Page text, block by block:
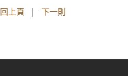
回上頁 | 下一則